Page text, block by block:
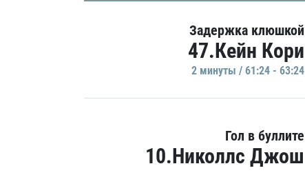
Задержка клюшкой
47.Кейн Кори
2 минуты / 61:24 - 63:24
Гол в буллите
10.Николлс Джош